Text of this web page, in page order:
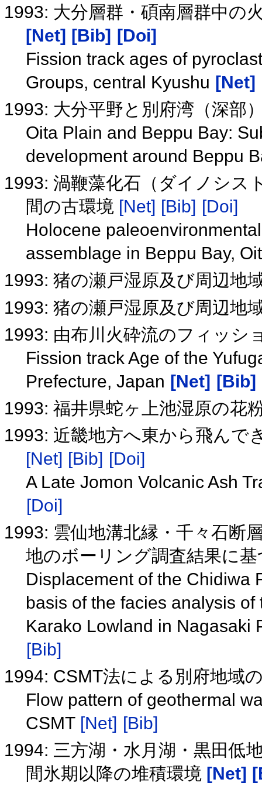
1993: 大分層群・碩南層群中の
[Net] [Bib]
[Doi]
Fission track ages of
Groups, central Kyushu [Net]
1993: 大分平野と別府湾（深部
Oita Plain and Beppu Bay:
development around Beppu
1993: 渦鞭藻化石（ダイノシス
間の古環境 [Net] [Bib] [Doi]
Holocene
assemblage in Beppu Bay,
1993: 猪の瀬戸湿原及び周辺地
1993: 猪の瀬戸湿原及び周辺地
1993: 由布川火砕流のフィッシ
Fission track Age of the
Prefecture, Japan [Net] [Bib]
1993: 福井県蛇ヶ上池湿原の花
1993: 近畿地方へ東から飛んで
[Net] [Bib] [Doi]
A Late Jomon Volcanic Ash
[Doi]
1993: 雲仙地溝北縁・千々石断
地のボーリング調査結果に
Displacement of the Chidiwa
basis of the facies analysis
Karako Lowland in Nagasaki
[Bib]
1994: CSMT法による別府地域
Flow pattern of geothermal
CSMT [Net] [Bib]
1994: 三方湖・水月湖・黒田低
間氷期以降の堆積環境 [Net]